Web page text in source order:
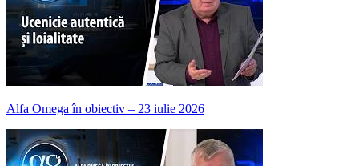
Alfa Omega în obiectiv – 23 iulie 2026